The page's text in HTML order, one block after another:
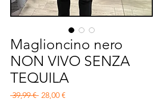
Maglioncino nero
NON VIVO SENZA
TEQUILA
39,99 € Prezzo regolare
28,00 €